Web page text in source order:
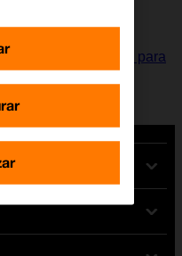
es necesario
Antes de instalar
configurar el móvil para